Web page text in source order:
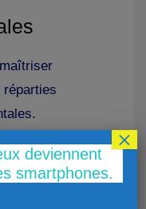
réparties
dans
deviennent
smartphones.
×